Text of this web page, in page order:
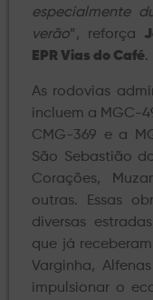
especialmente
verão”, reforça
EPR Vias do Café.
As rodovias
incluem a MGC-
CMG-369 e a
São Sebastião
Corações,
outras. Essas
diversas
que já
Varginha,
impulsionar o